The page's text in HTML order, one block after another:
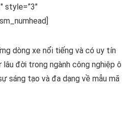
style=”3″
dòng xe nổi tiếng và có uy tín
đời trong ngành công nghiệp ô
sáng tạo và đa dạng về mẫu mã